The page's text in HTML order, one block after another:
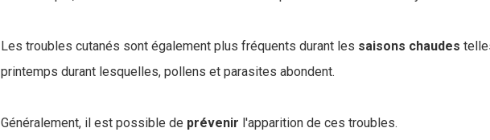
Les troubles cutanés sont également plus fréquents durant les saisons chaudes
printemps durant lesquelles, pollens et parasites abondent.
Généralement, il est possible de prévenir l'apparition de ces troubles.